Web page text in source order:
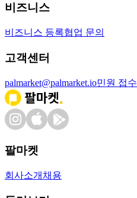
비즈니스
비즈니스 등록협업 문의
고객센터
palmarket@palmarket.io민원 접수
팔마켓
회사소개 채용